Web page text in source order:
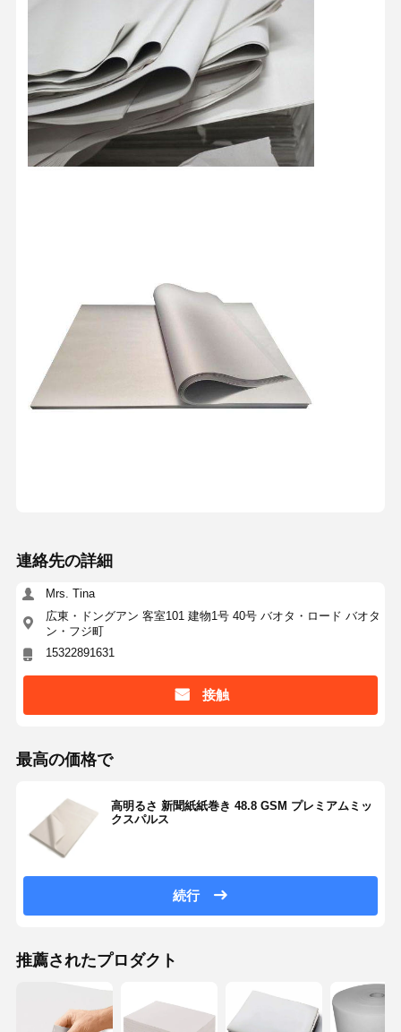
連絡先の詳細
Mrs. Tina
広東・ドングアン 客室101 建物1号 40号 バオタ・ロード バオタ
ン・フジ町
15322891631
接触
最高の価格で
高明るさ 新聞紙紙巻き 48.8 GSM プレミアムミッ
クスパルス
続行
推薦されたプロダクト